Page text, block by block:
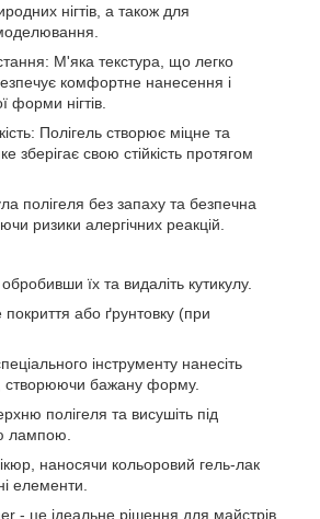
нігтів, а також для
М'яка текстура, що легко
комфортне нанесення і
форми нігтів.
Полігель створює міцне та
зберігає свою стійкість протягом
полігеля без запаху та безпечна
ризики алергічних реакцій.
обробивши їх та видаліть кутикулу.
покриття або ґрунтовку (при
інструменту нанесіть
створюючи бажану форму.
полігеля та висушіть під
лампою.
наносячи кольоровий гель-лак
елементи.
- це ідеальне рішення для майстрів